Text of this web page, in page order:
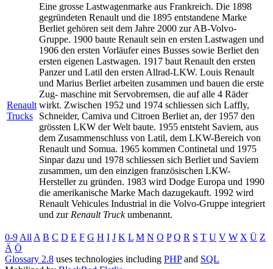
Renault
Trucks
Eine grosse Lastwagenmarke aus Frankreich. Die 1898
gegründeten Renault und die 1895 entstandene Marke
Berliet gehören seit dem Jahre 2000 zur AB-Volvo-
Gruppe. 1900 baute Renault sein en ersten Lastwagen und
1906 den ersten Vorläufer eines Busses sowie Berliet den
ersten eigenen Lastwagen. 1917 baut Renault den ersten
Panzer und Latil den ersten Allrad-LKW. Louis Renault
und Marius Berliet arbeiten zusammen und bauen die erste
Zug- maschine mit Servobremsen, die auf alle 4 Räder
wirkt. Zwischen 1952 und 1974 schliessen sich Laffly,
Schneider, Camiva und Citroen Berliet an, der 1957 den
grössten LKW der Welt baute. 1955 entsteht Saviem, aus
dem Zusammenschluss von Latil, dem LKW-Bereich von
Renault und Somua. 1965 kommen Continetal und 1975
Sinpar dazu und 1978 schliessen sich Berliet und Saviem
zusammen, um den einzigen französischen LKW-
Hersteller zu gründen. 1983 wird Dodge Europa und 1990
die amerikanische Marke Mach dazugekauft. 1992 wird
Renault Vehicules Industrial in die Volvo-Gruppe integriert
und zur Renault Truckumbenannt.
0-9 All A B C D E F G H I J K L M N O P Q R S T U V W X Ü Z
Ä Ö
Glossary 2.8 uses technologies including PHPand SQL